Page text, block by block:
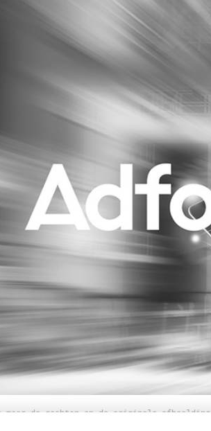
Influencer marketing
Interne communicatie
meer de rechten op de originele afbeelding